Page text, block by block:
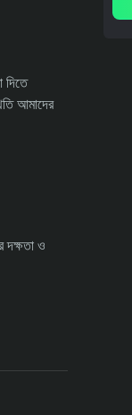
দিতে
আমাদের
দক্ষতা ও